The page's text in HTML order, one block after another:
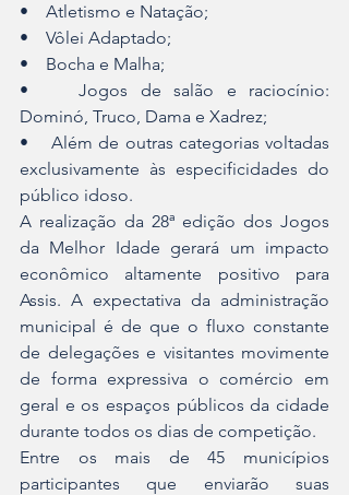
•    Atletismo e Natação;
•    Vôlei Adaptado;
•    Bocha e Malha;
•    Jogos de salão e raciocínio:
Dominó, Truco, Dama e Xadrez;
•    Além de outras categorias voltadas
exclusivamente às especificidades do
público idoso.
A realização da 28ª edição dos Jogos
da Melhor Idade gerará um impacto
econômico altamente positivo para
Assis. A expectativa da administração
municipal é de que o fluxo constante
de delegações e visitantes movimente
de forma expressiva o comércio em
geral e os espaços públicos da cidade
durante todos os dias de competição.
Entre os mais de 45 municípios
participantes que enviarão suas